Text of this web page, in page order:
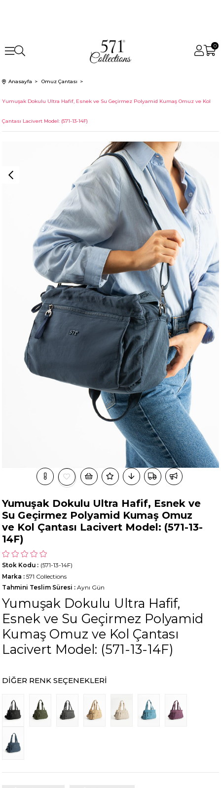
0
Anasayfa Omuz Çantası
Yumuşak Dokulu Ultra Hafif, Esnek ve Su Geçirmez Polyamid Kumaş Omuz ve Kol
Çantası Lacivert Model: (571-13-14F)
Yumuşak Dokulu Ultra Hafif, Esnek ve
Su Geçirmez Polyamid Kumaş Omuz
ve Kol Çantası Lacivert Model: (571-13-
14F)
(571-13-14F)
Stok Kodu
Marka : 571 Collections
Tahmini Teslim Süresi : Aynı Gün
Yumuşak Dokulu Ultra Hafif,
Esnek ve Su Geçirmez Polyamid
Kumaş Omuz ve Kol Çantası
Lacivert Model: (571-13-14F)
DIĞER RENK SEÇENEKLERI